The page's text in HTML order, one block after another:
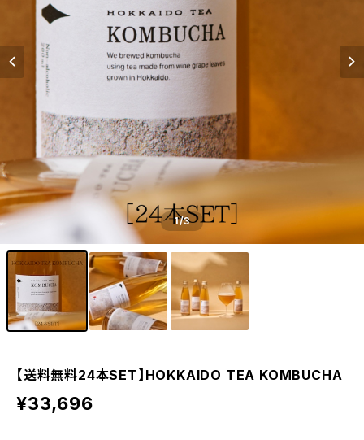
1/3
【送料無料24本SET】HOKKAIDO TEA KOMBUCHA
¥33,696